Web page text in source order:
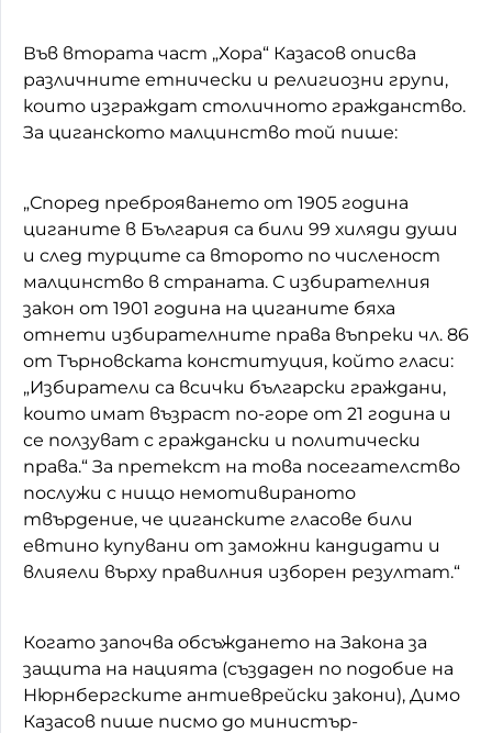
Във втората част „Хора“ Казасов описва
различните етнически и религиозни групи,
които изграждат столичното гражданство.
За циганското малцинство той пише:
„Според преброяването от 1905 година
циганите в България са били 99 хиляди души
и след турците са второто по численост
малцинство в страната. С избирателния
закон от 1901 година на циганите бяха
отнети избирателните права въпреки чл. 86
от Търновската конституция, който гласи:
„Избиратели са всички български граждани,
които имат възраст по-горе от 21 година и
се ползуват с граждански и политически
права.“ За претекст на това посегателство
послужи с нищо немотивираното
твърдение, че циганските гласове били
евтино купувани от заможни кандидати и
влияели върху правилния изборен резултат.“
Когато започва обсъждането на Закона за
защита на нацията (създаден по подобие на
Нюрнбергските антиеврейски закони), Димо
Казасов пише писмо до министър-